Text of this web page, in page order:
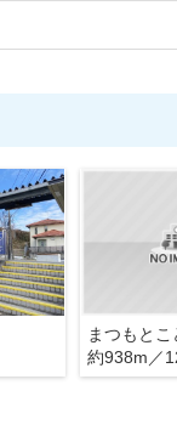
約938m／